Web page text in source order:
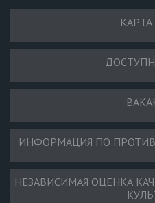
ИНФОРМАЦИЯ ПО
НЕЗАВИСИМАЯ ОЦЕНКА